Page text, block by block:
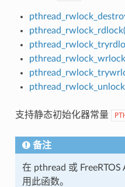
支持静态初始化器常量
备注
在 pthread 或
用此函数。